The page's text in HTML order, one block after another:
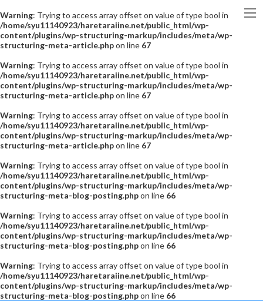
Warning: Trying to access array offset on value of type bool in
/home/syu11140923/haretaraiine.net/public_html/wp-
content/plugins/wp-structuring-markup/includes/meta/wp-
structuring-meta-article.phpon line 67
Warning: Trying to access array offset on value of type bool in
/home/syu11140923/haretaraiine.net/public_html/wp-
content/plugins/wp-structuring-markup/includes/meta/wp-
structuring-meta-article.phpon line 67
Warning: Trying to access array offset on value of type bool in
/home/syu11140923/haretaraiine.net/public_html/wp-
content/plugins/wp-structuring-markup/includes/meta/wp-
structuring-meta-article.phpon line 67
Warning: Trying to access array offset on value of type bool in
/home/syu11140923/haretaraiine.net/public_html/wp-
content/plugins/wp-structuring-markup/includes/meta/wp-
structuring-meta-blog-posting.phpon line 66
Warning: Trying to access array offset on value of type bool in
/home/syu11140923/haretaraiine.net/public_html/wp-
content/plugins/wp-structuring-markup/includes/meta/wp-
structuring-meta-blog-posting.phpon line 66
Warning: Trying to access array offset on value of type bool in
/home/syu11140923/haretaraiine.net/public_html/wp-
content/plugins/wp-structuring-markup/includes/meta/wp-
structuring-meta-blog-posting.phpon line 66